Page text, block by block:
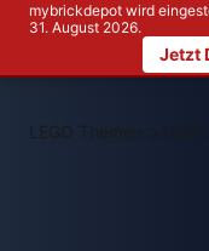
mybrickdepot wird
31. August 2026.
Jetzt
LEGO Themen >